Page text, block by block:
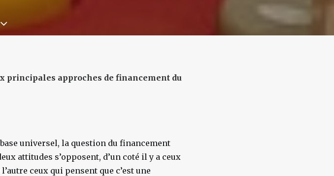
principales approches de financement du
universel, la question du financement
attitudes s’opposent, d’un coté il y a ceux
ceux qui pensent que c’est une